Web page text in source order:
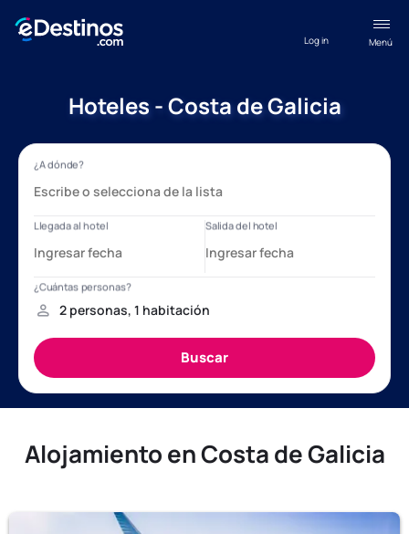
Menú
Log in
Hoteles - Costa de Galicia
Alojamiento en Costa de Galicia